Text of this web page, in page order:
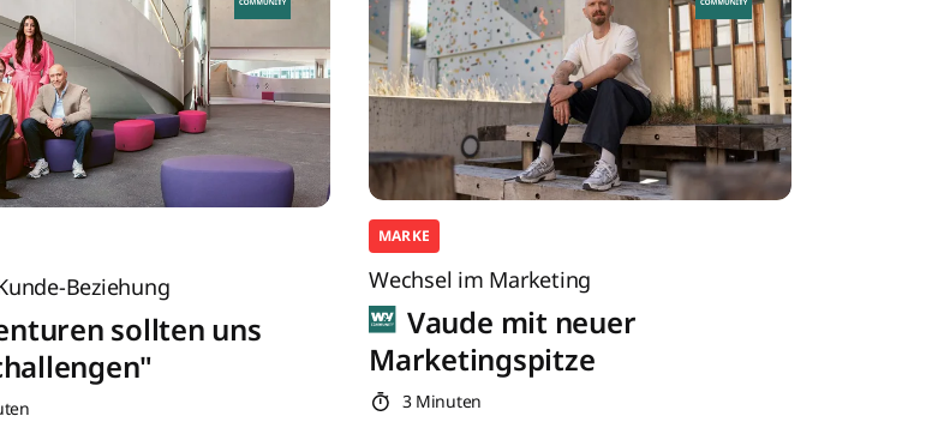
Beziehung
sollten uns
MARKE
Wechsel im Marketing
Vaude mit neuer
Marketingspitze
3 Minuten